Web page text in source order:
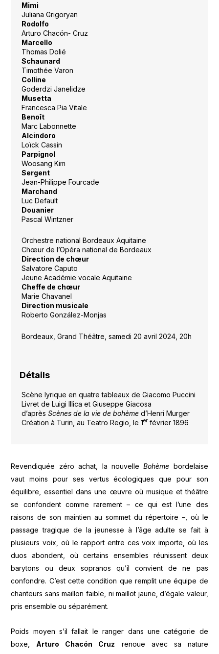
Mimi
Juliana Grigoryan
Rodolfo
Arturo Chacón- Cruz
Marcello
Thomas Dolié
Schaunard
Timothée Varon
Colline
Goderdzi Janelidze
Musetta
Francesca Pia Vitale
Benoît
Marc Labonnette
Alcindoro
Loïck Cassin
Parpignol
Woosang Kim
Sergent
Jean-Philippe Fourcade
Marchand
Luc Default
Douanier
Pascal Wintzner
Orchestre national Bordeaux Aquitaine
Chœur de l’Opéra national de Bordeaux
Direction de chœur
Salvatore Caputo
Jeune Académie vocale Aquitaine
Cheffe de chœur
Marie Chavanel
Direction musicale
Roberto González-Monjas
Bordeaux, Grand Théâtre, samedi 20 avril 2024, 20h
Détails
Scène lyrique en quatre tableaux de Giacomo Puccini
Livret de Luigi Illica et Giuseppe Giacosa
d’après Scènes de la vie de bohèmed’Henri Murger
Création à Turin, au Teatro Regio, le 1erfévrier 1896
Revendiquée zéro achat, la nouvelleBohème bordelaise
vaut moins pour ses vertus écologiques que pour son
équilibre, essentiel dans une œuvre où musique et théâtre
se confondent comme rarement – ce qui est l’une des
raisons de son maintien au sommet du répertoire –, où le
passage tragique de la jeunesse à l’âge adulte se fait à
plusieurs voix, où le rapport entre ces voix importe, où les
duos abondent, où certains ensembles réunissent deux
barytons ou deux sopranos qu’il convient de ne pas
confondre. C’est cette condition que remplit une équipe de
chanteurs sans maillon faible, ni maillot jaune, d’égale valeur,
pris ensemble ou séparément.
Poids moyen s’il fallait le ranger dans une catégorie de
boxe, Arturo Chacón Cruz renoue avec sa nature